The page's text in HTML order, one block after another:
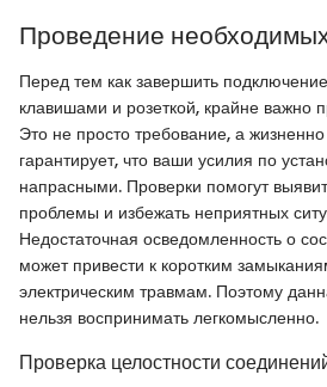
Проведение
Перед тем как завершить
клавишами и розеткой, крайне важно
Это не просто требование, а
гарантирует, что ваши усилия по
напрасными. Проверки помогут
проблемы и избежать неприятных
Недостаточная осведомленность о
может привести к коротким
электрическим травмам. Поэтому
нельзя воспринимать легкомысленно.
Проверка целостности